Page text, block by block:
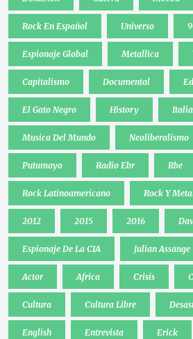
Rock En Español Universo
Espionaje Global Metallica
Capitalismo Documental
El Gato Negro History Italia
Musica Del Mundo Neoliberalismo
Putumayo Radio Ebr Rbe
Rock Latinoamericano Rock Y
2012 2015 2016
Espionaje De La CIA Julian Assange
Actor Africa Crisis
Cultura Cultura Libre
English Entrevista Erick